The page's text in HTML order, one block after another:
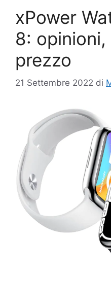
xPower
8:
prezzo
21 Settembre 2022 di